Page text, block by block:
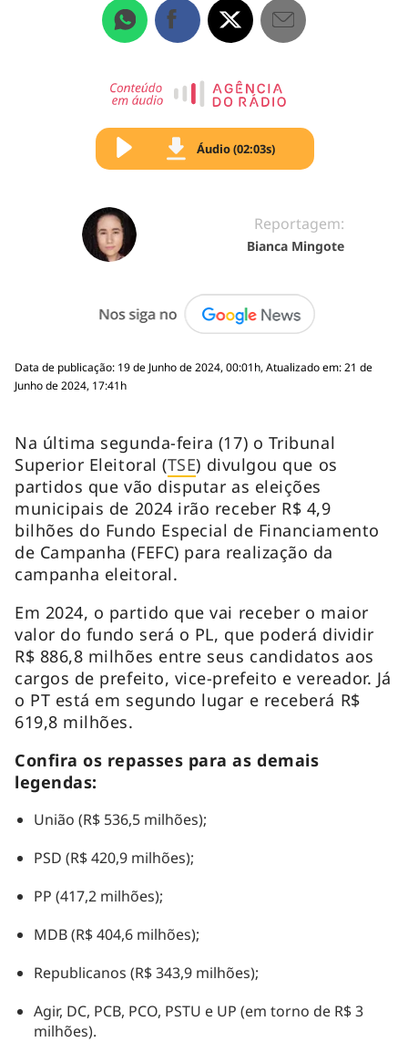
Áudio (02:03s)
Reportagem:
Bianca Mingote
Data de publicação: 19 de Junho de 2024, 00:01h, Atualizado em: 21 de
Junho de 2024, 17:41h
Na última segunda-feira (17) o Tribunal
Superior Eleitoral (TSE) divulgou que os
partidos que vão disputar as eleições
municipais de 2024 irão receber R$ 4,9
bilhões do Fundo Especial de Financiamento
de Campanha (FEFC) para realização da
campanha eleitoral.
Em 2024, o partido que vai receber o maior
valor do fundo será o PL, que poderá dividir
R$ 886,8 milhões entre seus candidatos aos
cargos de prefeito, vice-prefeito e vereador. Já
o PT está em segundo lugar e receberá R$
619,8 milhões.
Confira os repasses para as demais
legendas:
União (R$ 536,5 milhões);
PSD (R$ 420,9 milhões);
PP (417,2 milhões);
MDB (R$ 404,6 milhões);
Republicanos (R$ 343,9 milhões);
Agir, DC, PCB, PCO, PSTU e UP (em torno de R$ 3
milhões).